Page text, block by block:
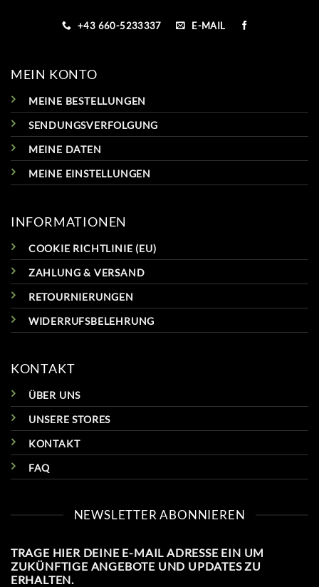
+43 660-5233337 E-MAIL
MEIN KONTO
MEINE BESTELLUNGEN
SENDUNGSVERFOLGUNG
MEINE DATEN
MEINE EINSTELLUNGEN
INFORMATIONEN
COOKIE RICHTLINIE (EU)
ZAHLUNG & VERSAND
RETOURNIERUNGEN
WIDERRUFSBELEHRUNG
KONTAKT
ÜBER UNS
UNSERE STORES
KONTAKT
FAQ
NEWSLETTER ABONNIEREN
TRAGE HIER DEINE E-MAIL ADRESSE EIN UM
ZUKÜNFTIGE ANGEBOTE UND UPDATES ZU
ERHALTEN.